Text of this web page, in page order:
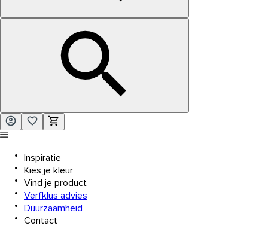
Inspiratie
Kies je kleur
Vind je product
Verfklus advies
Duurzaamheid
Contact